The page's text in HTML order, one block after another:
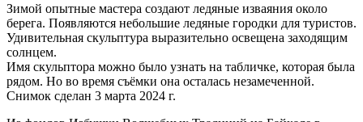
Зимой опытные мастера создают ледяные изваяния около
берега. Появляются небольшие ледяные городки для туристов.
Удивительная скульптура выразительно освещена заходящим
солнцем.
Имя скульптора можно было узнать на табличке, которая была
рядом. Но во время съёмки она осталась незамеченной.
Снимок сделан 3 марта 2024 г.